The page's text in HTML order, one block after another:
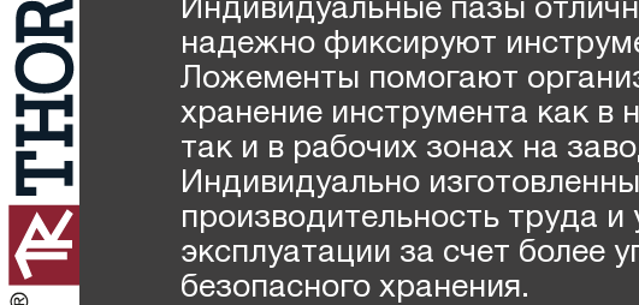
Индивидуальные пазы
надежно фиксируют
Ложементы помогают
хранение инструмента как в
так и в рабочих зонах на
Индивидуально
производительность труда и
эксплуатации за счет более
безопасного хранения.